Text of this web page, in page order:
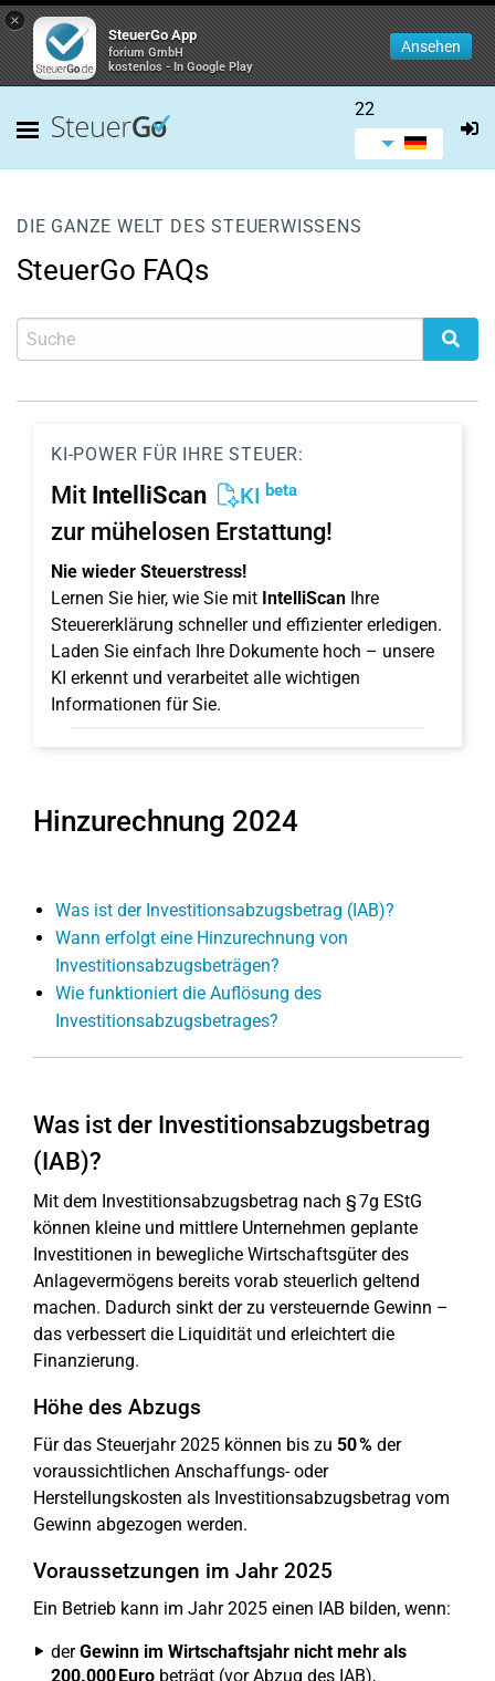
×
SteuerGo App
forium GmbH
kostenlos - In Google Play
Ansehen
22
DIE GANZE WELT DES STEUERWISSENS
SteuerGo FAQs
KI-POWER FÜR IHRE STEUER:
Mit IntelliScan KI beta
zur mühelosen Erstattung!
Nie wieder Steuerstress!
Lernen Sie hier, wie Sie mit IntelliScan Ihre
Steuererklärung schneller und effizienter erledigen.
Laden Sie einfach Ihre Dokumente hoch – unsere
KI erkennt und verarbeitet alle wichtigen
Informationen für Sie.
Hinzurechnung 2024
Was ist der Investitionsabzugsbetrag (IAB)?
Wann erfolgt eine Hinzurechnung von
Investitionsabzugsbeträgen?
Wie funktioniert die Auflösung des
Investitionsabzugsbetrages?
Was ist der Investitionsabzugsbetrag
(IAB)?
Mit dem Investitionsabzugsbetrag nach § 7g EStG
können kleine und mittlere Unternehmen geplante
Investitionen in bewegliche Wirtschaftsgüter des
Anlagevermögens bereits vorab steuerlich geltend
machen. Dadurch sinkt der zu versteuernde Gewinn –
das verbessert die Liquidität und erleichtert die
Finanzierung.
Höhe des Abzugs
Für das Steuerjahr 2025 können bis zu 50 % der
voraussichtlichen Anschaffungs- oder
Herstellungskosten als Investitionsabzugsbetrag vom
Gewinn abgezogen werden.
Voraussetzungen im Jahr 2025
Ein Betrieb kann im Jahr 2025 einen IAB bilden, wenn:
derGewinn im Wirtschaftsjahr nicht mehr als
200.000 Euro beträgt (vor Abzug des IAB),